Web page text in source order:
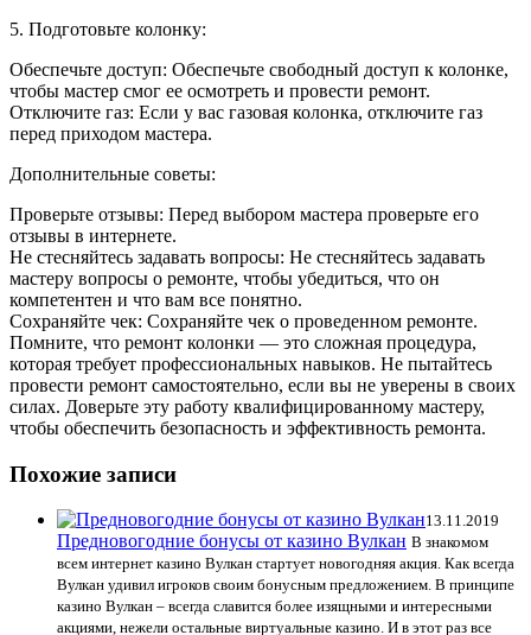
5. Подготовьте колонку:
Обеспечьте доступ: Обеспечьте свободный доступ к колонке,
чтобы мастер смог ее осмотреть и провести ремонт.
Отключите газ: Если у вас газовая колонка, отключите газ
перед приходом мастера.
Дополнительные советы:
Проверьте отзывы: Перед выбором мастера проверьте его
отзывы в интернете.
Не стесняйтесь задавать вопросы: Не стесняйтесь задавать
мастеру вопросы о ремонте, чтобы убедиться, что он
компетентен и что вам все понятно.
Сохраняйте чек: Сохраняйте чек о проведенном ремонте.
Помните, что ремонт колонки — это сложная процедура,
которая требует профессиональных навыков. Не пытайтесь
провести ремонт самостоятельно, если вы не уверены в своих
силах. Доверьте эту работу квалифицированному мастеру,
чтобы обеспечить безопасность и эффективность ремонта.
Похожие записи
13.11.2019
Предновогодние бонусы от казино Вулкан В знакомом
всем интернет казино Вулкан стартует новогодняя акция. Как всегда
Вулкан удивил игроков своим бонусным предложением. В принципе
казино Вулкан – всегда славится более изящными и интересными
акциями, нежели остальные виртуальные казино. И в этот раз все